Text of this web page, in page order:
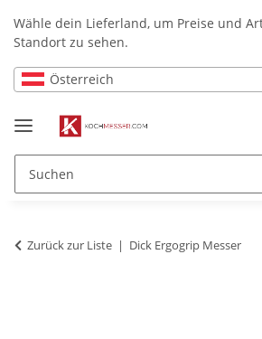
Wähle dein Lieferland, um Preise und
Standort zu sehen.
Österreich
Zurück zur Liste Dick Ergogrip Messer